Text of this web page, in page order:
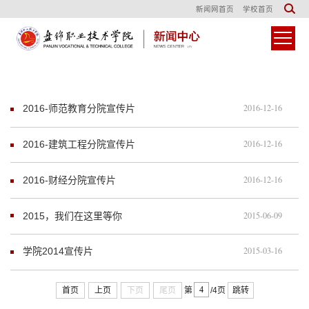
新闻网首页 学校首页
2016-师范教育分院宣传片 2016-12-16
2016-建筑工程分院宣传片 2016-12-16
2016-财经分院宣传片 2016-12-16
2015，我们在这里等你 2015-06-09
学院2014宣传片 2015-03-16
首页 上页 下页 尾页 第 /4页 跳转